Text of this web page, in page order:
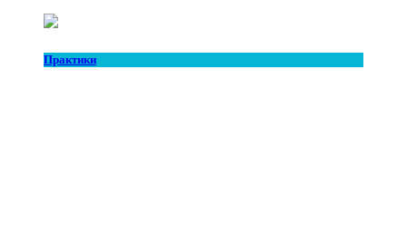
Практики